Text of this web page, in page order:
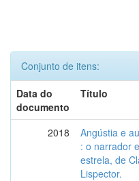
Conjunto de itens:
Data do
documento
Título
2018
Angústia e
: o narrador
estrela, de
Lispector.